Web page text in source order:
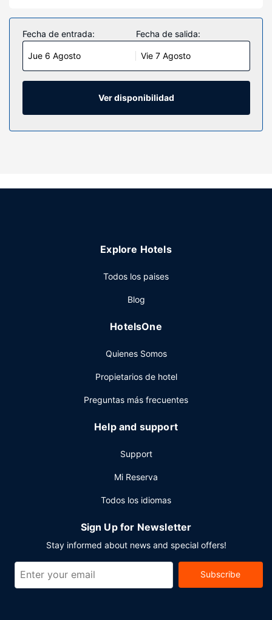
Reserva una de las 85 habitaciones con cocina, frigorífico
y horno, y disfruta de una estancia inolvidable. La
conexión wifi gratis te permitirá estar al tanto de todo.
Para tus momentos de ocio, tendrás una Smart TV de 32
pulgadas con canales por cable. Entre las comodidades,
se incluyen microondas, cafetera y tetera y teléfono con y
llamadas locales gratuitas.
Servicios hotel
Para tus ratos libres, tienes instalaciones recreativas como
y una zona para barbacoas.
se ofrece entre semana de 06:00 a 09:30, mientras que el
Tendrás un centro de negocios, periódicos gratuitos en el
aparcamiento sin asistencia gratuito disponible.
Fecha de entrada:
Jue 6 Agosto
Fecha de salida:
Vie 7 Agosto
Ver disponibilidad
Explore Hotels
Todos los paises
Blog
HotelsOne
Quienes Somos
Propietarios de hotel
Preguntas más frecuentes
Help and support
Support
Mi Reserva
Todos los idiomas
Sign Up for Newsletter
Stay informed about news and special offers!
Subscribe